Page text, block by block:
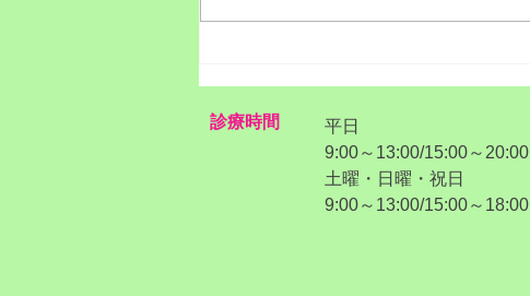
診療時間
平日
9:00～13:00/15:00～20:00
​土曜・日曜・祝日
​9:00～13:00/15:00～18:00